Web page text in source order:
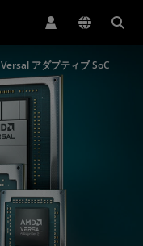
Versal アダプティブ SoC